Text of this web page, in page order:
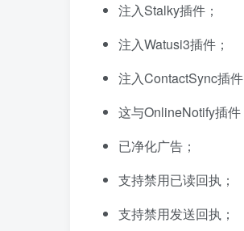
注入Stalky插件；
注入Watusi3插件；
注入ContactSync插件
这与OnlineNotify插件
已净化广告；
支持禁用已读回执；
支持禁用发送回执；